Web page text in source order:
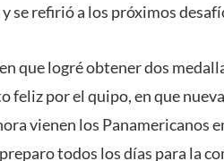
se refirió a los próximos
que logré obtener dos
feliz por el quipo, en que
vienen los Panamericanos
todos los días para la